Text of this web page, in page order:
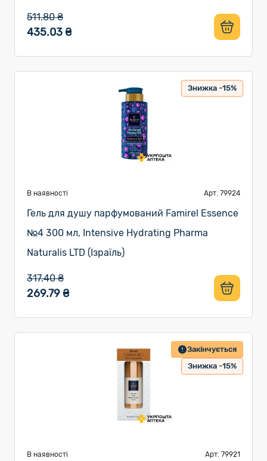
511.80 ₴
435.03 ₴
Знижка -15%
В наявності Арт. 79924
Гель для душу парфумований Famirel Essence
№4 300 мл, Intensive Hydrating Pharma
Naturalis LTD (Ізраїль)
317.40 ₴
269.79 ₴
Закінчується
Знижка -15%
В наявності Арт. 79921